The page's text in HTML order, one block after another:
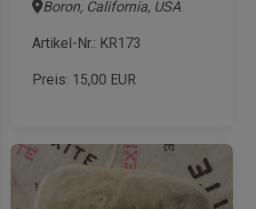
Boron, California, USA
Artikel-Nr.: KR173
Preis: 15,00 EUR